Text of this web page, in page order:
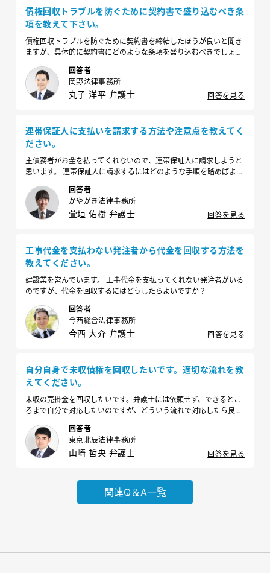
債権回収トラブルを防ぐために契約書で盛り込むべき条
項を教えて下さい。
債権回収トラブルを防ぐために契約書を締結したほうが良いと聞き
ますが、具体的に契約書にどのような条項を盛り込むべきでしょう
回答者
岡野法律事務所
丸子 洋平 弁護士 回答を見る
連帯保証人に支払いを請求する方法や注意点を教えてく
ださい。
主債務者がお金を払ってくれないので、連帯保証人に請求しようと
思います。 連帯保証人に請求するにはどのような手順を踏めばよい
回答者
かやがき法律事務所
萱垣 佑樹 弁護士 回答を見る
工事代金を支払わない発注者から代金を回収する方法を
教えてください。
建設業を営んでいます。 工事代金を支払ってくれない発注者がいる
のですが、代金を回収するにはどうしたらよいですか？
回答者
今西総合法律事務所
今西 大介 弁護士 回答を見る
自分自身で未収債権を回収したいです。適切な流れを教
えてください。
未収の売掛金を回収したいです。弁護士には依頼せず、できるとこ
ろまで自分で対応したいのですが、どういう流れで対応したら良い
回答者
東京北辰法律事務所
山崎 哲央 弁護士 回答を見る
関連Q＆A一覧